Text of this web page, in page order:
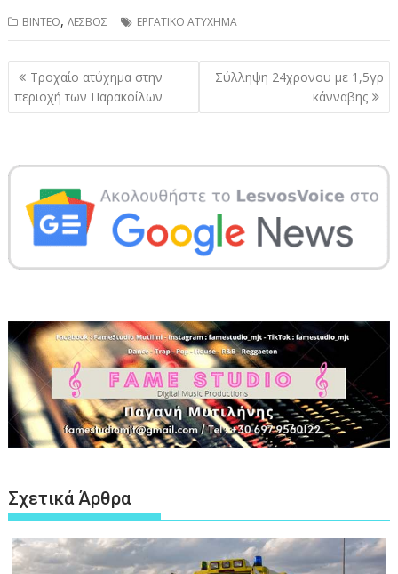
ΒΙΝΤΕΟ,ΛΕΣΒΟΣ ΕΡΓΑΤΙΚΟ ΑΤΥΧΗΜΑ
Πλοήγηση
άρθρων
Τροχαίο ατύχημα στην
περιοχή των Παρακοίλων
Σύλληψη 24χρονου με 1,5γρ
κάνναβης
Σχετικά Άρθρα